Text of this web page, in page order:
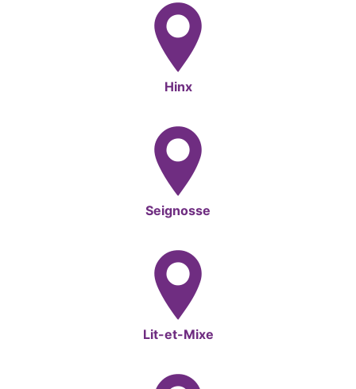
Hinx
Seignosse
Lit-et-Mixe